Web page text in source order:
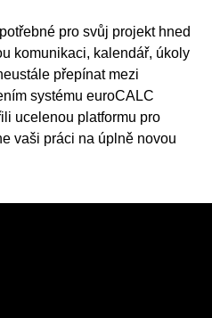
O nás
Reference
Ke stažení
Aktuality
pro svůj projekt hned
komunikaci, kalendář, úkoly
přepínat mezi
systému euroCALC
ucelenou platformu pro
vaši práci na úplně novou